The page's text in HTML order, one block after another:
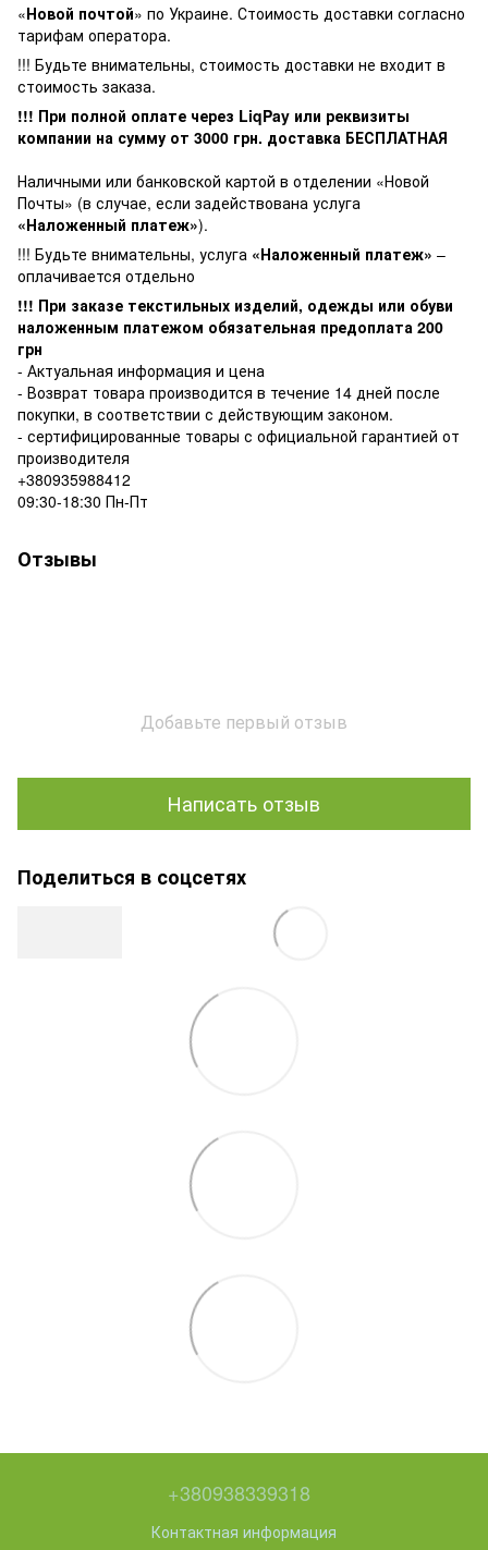
«Новой почтой» по Украине. Стоимость доставки согласно
тарифам оператора.
!!! Будьте внимательны, стоимость доставки не входит в
стоимость заказа.
!!! При полной оплате через LiqPay или реквизиты
компании на сумму от 3000 грн. доставка БЕСПЛАТНАЯ
Наличными или банковской картой в отделении «Новой
Почты» (в случае, если задействована услуга
«Наложенный платеж»).
!!! Будьте внимательны, услуга «Наложенный платеж» –
оплачивается отдельно
!!! При заказе текстильных изделий, одежды или обуви
наложенным платежом обязательная предоплата 200
грн
- Актуальная информация и цена
- Возврат товара производится в течение 14 дней после
покупки, в соответствии с действующим законом.
- сертифицированные товары с официальной гарантией от
производителя
+380935988412
09:30-18:30 Пн-Пт
Отзывы
Добавьте первый отзыв
Написать отзыв
Поделиться в соцсетях
+380938339318
Контактная информация